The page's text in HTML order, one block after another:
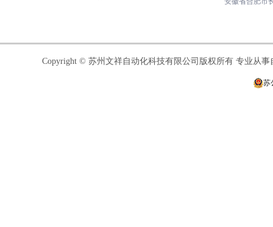
Copyright © 苏州文祥自动化科技有限公司版权所有 专业从
苏